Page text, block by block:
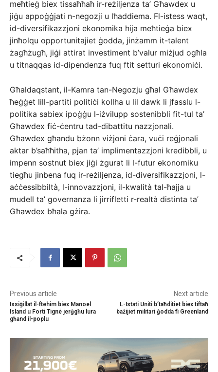
meħtieġ biex tissaħħaħ ir-reżiljenza ta’ Għawdex u
jiġu appoġġjati n-negozji u lħaddiema. Fl-istess waqt,
id-diversifikazzjoni ekonomika hija meħtieġa biex
jinħolqu opportunitajiet ġodda, jinżamm it-talent
żagħżugħ, jiġi attirat investiment b’valur miżjud ogħla
u titnaqqas id-dipendenza fuq ftit setturi ekonomiċi.
Għaldaqstant, il-Kamra tan-Negozju għal Għawdex
ħeġġet lill-partiti politiċi kollha u lil dawk li jfasslu l-
politika sabiex ipoġġu l-iżvilupp sostenibbli fit-tul ta’
Għawdex fiċ-ċentru tad-dibattitu nazzjonali.
Għawdex għandu bżonn viżjoni ċara, vuċi reġjonali
aktar b’saħħitha, pjan ta’ implimentazzjoni kredibbli, u
impenn sostnut biex jiġi żgurat li l-futur ekonomiku
tiegħu jinbena fuq ir-reżiljenza, id-diversifikazzjoni, l-
aċċessibbiltà, l-innovazzjoni, il-kwalità tal-ħajja u
mudell ta’ governanza li jirrifletti r-realtà distinta ta’
Għawdex bħala gżira.
Previous article
Issiġillat il-ftehim biex Manoel
Island u Forti Tigné jerġgħu lura
għand il-poplu
Next article
L-Istati Uniti b’taħditiet biex tiftaħ
bażijiet militari ġodda fi Greenland